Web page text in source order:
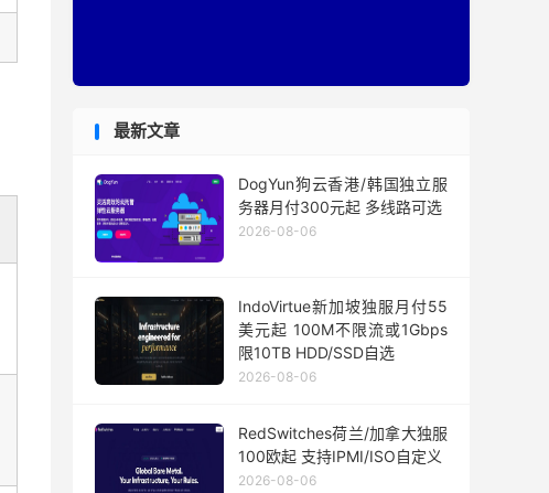
最新文章
DogYun狗云香港/韩国独立服
务器月付300元起 多线路可选
2026-08-06
IndoVirtue新加坡独服月付55
美元起 100M不限流或1Gbps
限10TB HDD/SSD自选
2026-08-06
RedSwitches荷兰/加拿大独服
100欧起 支持IPMI/ISO自定义
2026-08-06